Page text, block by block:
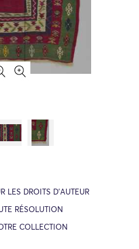
LES DROITS D’AUTEUR
RÉSOLUTION
COLLECTION